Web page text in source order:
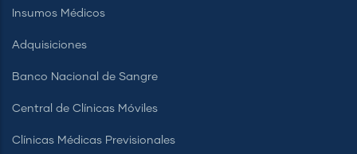
Insumos Médicos
Adquisiciones
Banco Nacional de Sangre
Central de Clínicas Móviles
Clínicas Médicas Previsionales